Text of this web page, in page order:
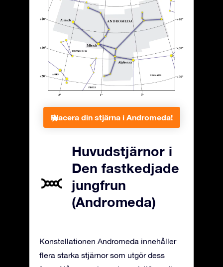
Placera din stjärna i Andromeda!
Huvudstjärnor i
Den fastkedjade
jungfrun
(Andromeda)
Konstellationen Andromeda innehåller
flera starka stjärnor som utgör dess